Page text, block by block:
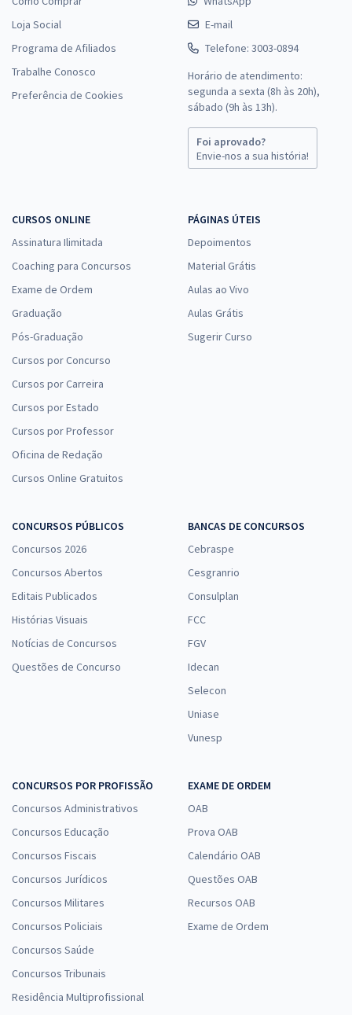
Loja Social
Programa de Afiliados
Trabalhe Conosco
Preferência de Cookies
E-mail
Telefone: 3003-0894
Horário de atendimento:
segunda a sexta (8h às 20h),
sábado (9h às 13h).
Foi aprovado?
Envie-nos a sua história!
CURSOS ONLINE
Assinatura Ilimitada
Coaching para Concursos
Exame de Ordem
Graduação
Pós-Graduação
Cursos por Concurso
Cursos por Carreira
Cursos por Estado
Cursos por Professor
Oficina de Redação
Cursos Online Gratuitos
PÁGINAS ÚTEIS
Depoimentos
Material Grátis
Aulas ao Vivo
Aulas Grátis
Sugerir Curso
CONCURSOS PÚBLICOS
Concursos 2026
Concursos Abertos
Editais Publicados
Histórias Visuais
Notícias de Concursos
Questões de Concurso
BANCAS DE CONCURSOS
Cebraspe
Cesgranrio
Consulplan
FCC
FGV
Idecan
Selecon
Uniase
Vunesp
CONCURSOS POR PROFISSÃO
Concursos Administrativos
Concursos Educação
Concursos Fiscais
Concursos Jurídicos
Concursos Militares
Concursos Policiais
Concursos Saúde
Concursos Tribunais
Residência Multiprofissional
EXAME DE ORDEM
OAB
Prova OAB
Calendário OAB
Questões OAB
Recursos OAB
Exame de Ordem